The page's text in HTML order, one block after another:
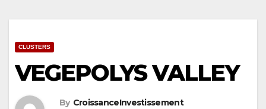
CLUSTERS
VEGEPOLYS VALLEY
By CroissanceInvestissement